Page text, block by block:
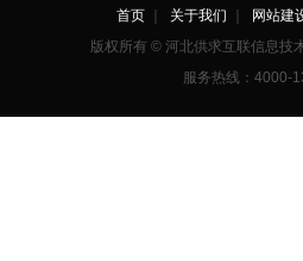
首页｜ 关于我们
网站建
版权所有 © 河北供求互联信息
服务热线：4000-